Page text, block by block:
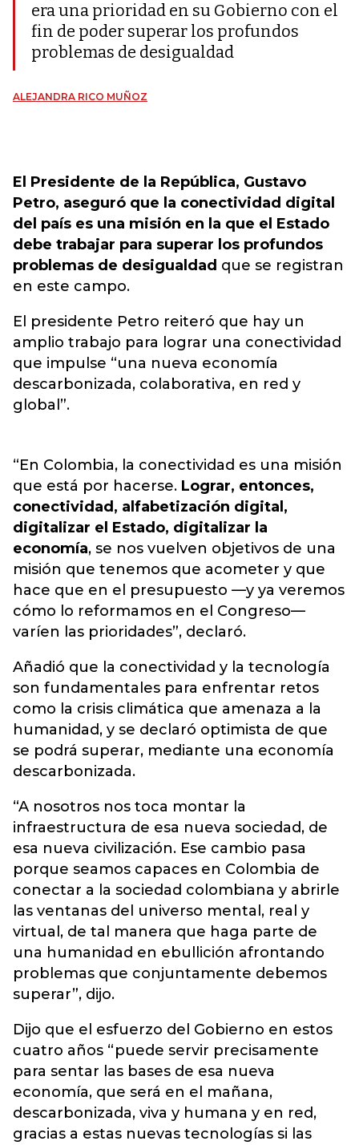
era una prioridad en su Gobierno con el
fin de poder superar los profundos
problemas de desigualdad
ALEJANDRA RICO MUÑOZ
El Presidente de la República, Gustavo
Petro, aseguró que la conectividad digital
del país es una misión en la que el Estado
debe trabajar para superar los profundos
problemas de desigualdad que se registran
en este campo.
El presidente Petro reiteró que hay un
amplio trabajo para lograr una conectividad
que impulse “una nueva economía
descarbonizada, colaborativa, en red y
global”.
“En Colombia, la conectividad es una misión
que está por hacerse. Lograr, entonces,
conectividad, alfabetización digital,
digitalizar el Estado, digitalizar la
economía, se nos vuelven objetivos de una
misión que tenemos que acometer y que
hace que en el presupuesto —y ya veremos
cómo lo reformamos en el Congreso—
varíen las prioridades”, declaró.
Añadió que la conectividad y la tecnología
son fundamentales para enfrentar retos
como la crisis climática que amenaza a la
humanidad, y se declaró optimista de que
se podrá superar, mediante una economía
descarbonizada.
“A nosotros nos toca montar la
infraestructura de esa nueva sociedad, de
esa nueva civilización. Ese cambio pasa
porque seamos capaces en Colombia de
conectar a la sociedad colombiana y abrirle
las ventanas del universo mental, real y
virtual, de tal manera que haga parte de
una humanidad en ebullición afrontando
problemas que conjuntamente debemos
superar”, dijo.
Dijo que el esfuerzo del Gobierno en estos
cuatro años “puede servir precisamente
para sentar las bases de esa nueva
economía, que será en el mañana,
descarbonizada, viva y humana y en red,
gracias a estas nuevas tecnologías si las